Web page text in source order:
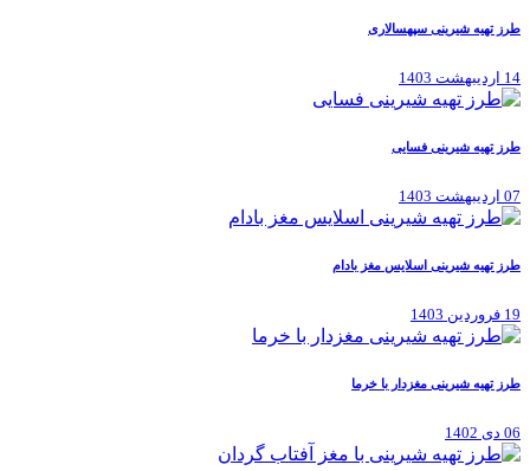
طرز تهیه شیرینی سپهسالاری
14 اردیبهشت 1403
طرز تهیه شیرینی فسایی
07 اردیبهشت 1403
طرز تهیه شیرینی اسلایس مغز بادام
19 فروردین 1403
طرز تهیه شیرینی مغزدار با خرما
06 دی 1402